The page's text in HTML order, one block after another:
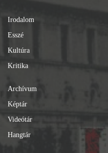
Irodalom
Esszé
Kultúra
Kritika
Archívum
Képtár
Videótár
Hangtár